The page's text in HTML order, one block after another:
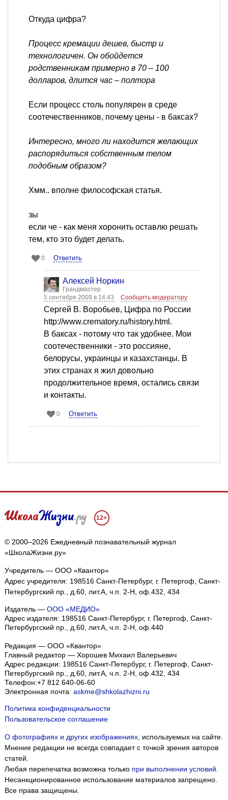
Откуда цифра?
Процесс кремации дешев, быстр и
технологичен. Он обойдется
родственникам примерно в 70 – 100
долларов, длится час – полтора
Если процесс столь популярен в среде
соотечественников, почему цены - в баксах?
Интересно, много ли находится желающих
распорядиться собственным телом
подобным образом?
Хмм.. вполне философская статья.
зы
если че - как меня хоронить оставлю решать
тем, кто это будет делать.
0 Ответить
Алексей Норкин
Грандмастер
5 сентября 2009 в 14:43
Сообщить модератору
Сергей В. Воробьев, Цифра по России
http://www.crematory.ru/history.html.
В баксах - потому что так удобнее. Мои
соотечественники - это россияне,
белорусы, украинцы и казахстанцы. В
этих странах я жил довольно
продолжительное время, остались связи
и контакты.
0 Ответить
12+
© 2000–2026 Ежедневный познавательный журнал
«ШколаЖизни.ру»
Учредитель — ООО «Квантор»
Адрес учредителя: 198516 Санкт-Петербург, г. Петергоф, Санкт-
Петербургский пр., д.60, лит.А, ч.п. 2-Н, оф.432, 434
Издатель — ООО «МЕДИО»
Адрес издателя: 198516 Санкт-Петербург, г. Петергоф, Санкт-
Петербургский пр., д.60, лит.А, ч.п. 2-Н, оф.440
Редакция — ООО «Квантор»
Главный редактор — Хорошев Михаил Валерьевич
Адрес редакции: 198516 Санкт-Петербург, г. Петергоф, Санкт-
Петербургский пр., д.60, лит.А, ч.п. 2-Н, оф.432, 434
Телефон:+7 812 640-06-60
Электронная почта: askme@shkolazhizni.ru
Политика конфиденциальности
Пользовательское соглашение
О фотографиях и других изображениях, используемых на сайте.
Мнение редакции не всегда совпадает с точкой зрения авторов
статей.
Любая перепечатка возможна только при выполнении условий.
Несанкционированное использование материалов запрещено.
Все права защищены.